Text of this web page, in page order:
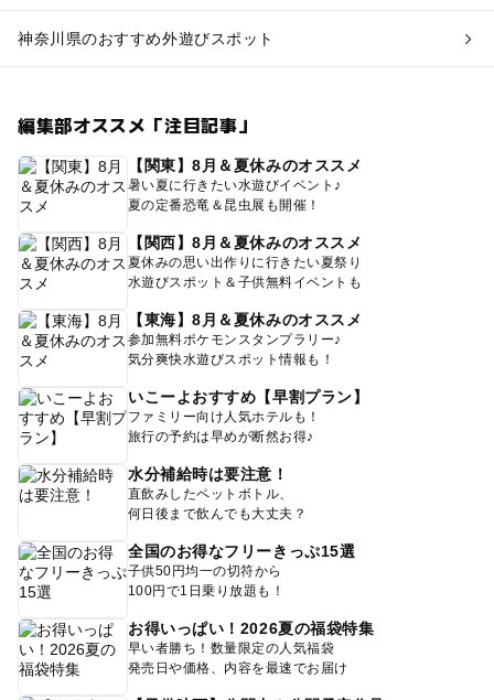
神奈川県のおすすめ外遊びスポット
編集部オススメ「注目記事」
【関東】8月＆夏休みのオススメ
暑い夏に行きたい水遊びイベント♪
夏の定番恐竜＆昆虫展も開催！
【関西】8月＆夏休みのオススメ
夏休みの思い出作りに行きたい夏祭り
水遊びスポット＆子供無料イベントも
【東海】8月＆夏休みのオススメ
参加無料ポケモンスタンプラリー♪
気分爽快水遊びスポット情報も！
いこーよおすすめ【早割プラン】
ファミリー向け人気ホテルも！
旅行の予約は早めが断然お得♪
水分補給時は要注意！
直飲みしたペットボトル、
何日後まで飲んでも大丈夫？
全国のお得なフリーきっぷ15選
子供50円均一の切符から
100円で1日乗り放題も！
お得いっぱい！2026夏の福袋特集
早い者勝ち！数量限定の人気福袋
発売日や価格、内容を最速でお届け